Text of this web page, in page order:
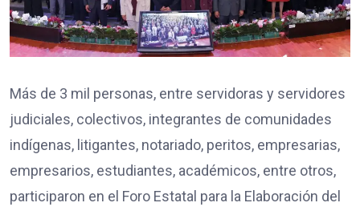
Más de 3 mil personas, entre servidoras y servidores
judiciales, colectivos, integrantes de comunidades
indígenas, litigantes, notariado, peritos, empresarias,
empresarios, estudiantes, académicos, entre otros,
participaron en el Foro Estatal para la Elaboración del